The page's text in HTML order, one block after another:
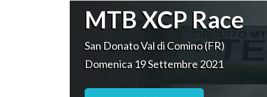
MTB XCP Race
San Donato Val di Comino (FR)
Domenica 19 Settembre 2021